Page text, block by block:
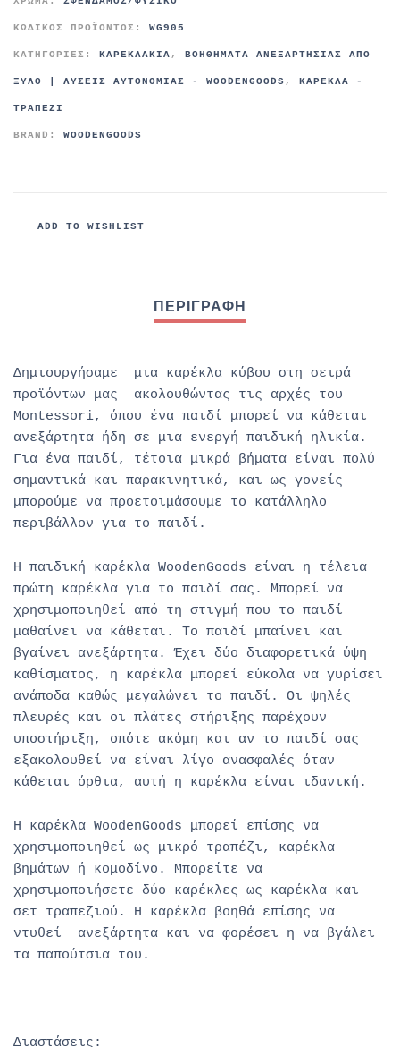
ΚΩΔΙΚΌΣ ΠΡΟΪΌΝΤΟΣ: WG905
ΚΑΤΗΓΟΡΊΕΣ: ΚΑΡΕΚΛΆΚΙΑ , ΒΟΗΘΉΜΑΤΑ ΑΝΕΞΑΡΤΗΣΊΑΣ ΑΠΌ
ΞΎΛΟ | ΛΎΣΕΙΣ ΑΥΤΟΝΟΜΊΑΣ - WOODENGOODS , ΚΑΡΈΚΛΑ -
ΤΡΑΠΈΖΙ
BRAND: WOODENGOODS
ADD TO WISHLIST
Δημιουργήσαμε μια καρέκλα κύβου στη σειρά
προϊόντων μας ακολουθώντας τις αρχές του
Montessori, όπου ένα παιδί μπορεί να κάθεται
ανεξάρτητα ήδη σε μια ενεργή παιδική ηλικία.
Για ένα παιδί, τέτοια μικρά βήματα είναι πολύ
σημαντικά και παρακινητικά, και ως γονείς
μπορούμε να προετοιμάσουμε το κατάλληλο
περιβάλλον για το παιδί.
Η παιδική καρέκλα WoodenGoods είναι η τέλεια
πρώτη καρέκλα για το παιδί σας. Μπορεί να
χρησιμοποιηθεί από τη στιγμή που το παιδί
μαθαίνει να κάθεται. Το παιδί μπαίνει και
βγαίνει ανεξάρτητα. Έχει δύο διαφορετικά ύψη
καθίσματος, η καρέκλα μπορεί εύκολα να γυρίσει
ανάποδα καθώς μεγαλώνει το παιδί. Οι ψηλές
πλευρές και οι πλάτες στήριξης παρέχουν
υποστήριξη, οπότε ακόμη και αν το παιδί σας
εξακολουθεί να είναι λίγο ανασφαλές όταν
κάθεται όρθια, αυτή η καρέκλα είναι ιδανική.
Η καρέκλα WoodenGoods μπορεί επίσης να
χρησιμοποιηθεί ως μικρό τραπέζι, καρέκλα
βημάτων ή κομοδίνο. Μπορείτε να
χρησιμοποιήσετε δύο καρέκλες ως καρέκλα και
σετ τραπεζιού. Η καρέκλα βοηθά επίσης να
ντυθεί ανεξάρτητα και να φορέσει η να βγάλει
τα παπούτσια του.
Διαστάσεις: